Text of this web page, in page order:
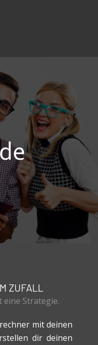
ZUFALL
eine Strategie.
mit deinen
dir deinen